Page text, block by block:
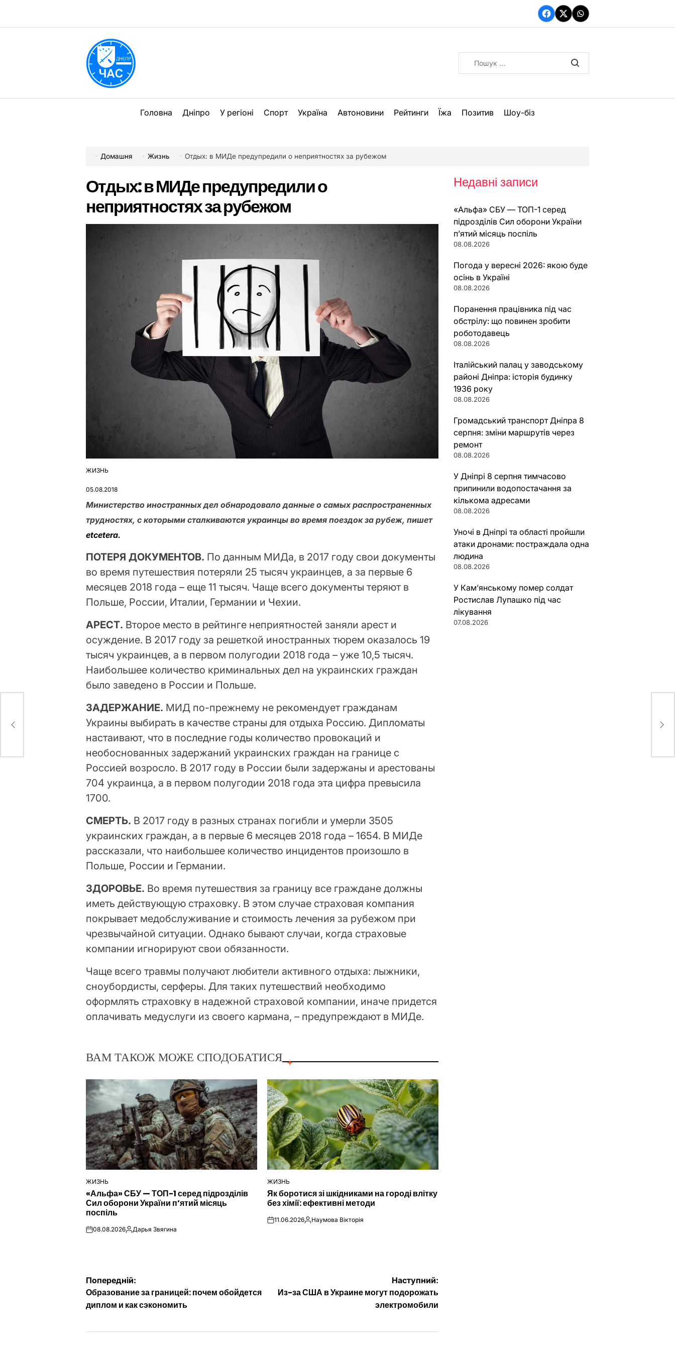
вмісту
Facebook
TwitterWhatsApp
Головна Дніпро У регіоні Спорт Україна Автоновини Рейтинги Їжа Позитив Шоу-біз
Домашня Жизнь Отдых: в МИДе предупредили о неприятностях за рубежом
Отдых: в МИДе предупредили о
неприятностях за рубежом
ОПУБЛІКУВАТИ
ЖИЗНЬ
05.08.2018
Министерство иностранных дел обнародовало данные о самых распространенных
трудностях, с которыми сталкиваются украинцы во время поездок за рубеж, пишет
etcetera.
ПОТЕРЯ ДОКУМЕНТОВ. По данным МИДа, в 2017 году свои документы
во время путешествия потеряли 25 тысяч украинцев, а за первые 6
месяцев 2018 года – еще 11 тысяч. Чаще всего документы теряют в
Польше, России, Италии, Германии и Чехии.
АРЕСТ. Второе место в рейтинге неприятностей заняли арест и
осуждение. В 2017 году за решеткой иностранных тюрем оказалось 19
тысяч украинцев, а в первом полугодии 2018 года – уже 10,5 тысяч.
Наибольшее количество криминальных дел на украинских граждан
было заведено в России и Польше.
ЗАДЕРЖАНИЕ. МИД по-прежнему не рекомендует гражданам
Украины выбирать в качестве страны для отдыха Россию. Дипломаты
настаивают, что в последние годы количество провокаций и
необоснованных задержаний украинских граждан на границе с
Россией возросло. В 2017 году в России были задержаны и арестованы
704 украинца, а в первом полугодии 2018 года эта цифра превысила
1700.
СМЕРТЬ. В 2017 году в разных странах погибли и умерли 3505
украинских граждан, а в первые 6 месяцев 2018 года – 1654. В МИДе
рассказали, что наибольшее количество инцидентов произошло в
Польше, России и Германии.
ЗДОРОВЬЕ. Во время путешествия за границу все граждане должны
иметь действующую страховку. В этом случае страховая компания
покрывает медобслуживание и стоимость лечения за рубежом при
чрезвычайной ситуации. Однако бывают случаи, когда страховые
компании игнорируют свои обязанности.
Чаще всего травмы получают любители активного отдыха: лыжники,
сноубордисты, серферы. Для таких путешествий необходимо
оформлять страховку в надежной страховой компании, иначе придется
оплачивать медуслуги из своего кармана, – предупреждают в МИДе.
ВАМ ТАКОЖ МОЖЕ СПОДОБАТИСЯ
ОПУБЛІКУВАТИ
У
ЖИЗНЬ
«Альфа» СБУ — ТОП-1 серед підрозділів
Сил оборони України п’ятий місяць
поспіль
on08.08.2026Опубліковано
Дарья Звягина
ОПУБЛІКУВАТИ
У
ЖИЗНЬ
Як боротися зі шкідниками на городі влітку
без хімії: ефективні методи
on11.06.2026Опубліковано
Наумова Вікторія
Навігація
записів
Попередній:
Образование за границей: почем обойдется
диплом и как сэкономить
Наступний:
Из-за США в Украине могут подорожать
электромобили
Недавні записи
«Альфа» СБУ — ТОП-1 серед
підрозділів Сил оборони України
п’ятий місяць поспіль
08.08.2026
Погода у вересні 2026: якою буде
осінь в Україні
08.08.2026
Поранення працівника під час
обстрілу: що повинен зробити
роботодавець
08.08.2026
Італійський палац у заводському
районі Дніпра: історія будинку
1936 року
08.08.2026
Громадський транспорт Дніпра 8
серпня: зміни маршрутів через
ремонт
08.08.2026
У Дніпрі 8 серпня тимчасово
припинили водопостачання за
кількома адресами
08.08.2026
Уночі в Дніпрі та області пройшли
атаки дронами: постраждала одна
людина
08.08.2026
У Кам’янському помер солдат
Ростислав Лупашко під час
лікування
07.08.2026